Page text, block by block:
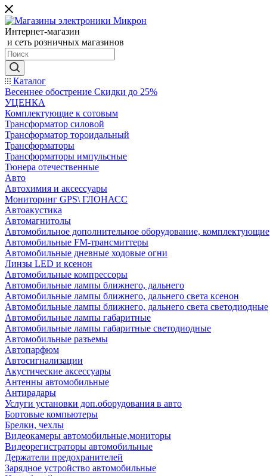
Интернет-магазин
и сеть розничных магазинов
Каталог
Весеннее обострение Скидки до 25%
УЦЕНКА
Комплектующие к сотовым
Трансформатор силовой
Трансформатор тороидальный
Трансформаторы
Трансформаторы импульсные
Тюнера отечественные
Авто
Автохимия и аксессуары
Мониторинг GPS\ ГЛОНАСС
Автоакустика
Автомагнитолы
Автомобильное дополнительное оборудование, комплектующие
Автомобильные FM-трансмиттеры
Автомобильные дневные ходовые огни
Линзы LED и ксенон
Автомобильные компрессоры
Автомобильные лампы ближнего, дальнего
Автомобильные лампы ближнего, дальнего света ксенон
Автомобильные лампы ближнего, дальнего света светодиодные
Автомобильные лампы габаритные
Автомобильные лампы габаритные светодиодные
Автомобильные разъемы
Автопарфюм
Автосигнализации
Акустические аксессуары
Антенны автомобильные
Антирадары
Услуги установки доп.оборудования в авто
Бортовые компьютеры
Брелки, чехлы
Видеокамеры автомобильные,мониторы
Видеорегистраторы автомобильные
Держатели предохранителей
Зарядное устройство автомобильные